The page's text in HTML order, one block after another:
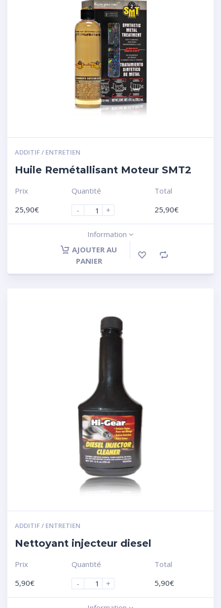
ADDITIF / ENTRETIEN
Huile Remétallisant Moteur SMT2
Prix
25,90€
Quantité
-
+
Total
25,90€
Information
AJOUTER AU
PANIER
ADDITIF / ENTRETIEN
Nettoyant injecteur diesel
Prix
5,90€
Quantité
-
+
Total
5,90€